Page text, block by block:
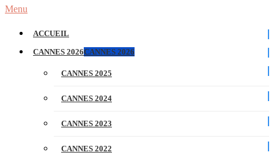
Menu
ACCUEIL
CANNES 2026CANNES 2026
CANNES 2025
CANNES 2024
CANNES 2023
CANNES 2022